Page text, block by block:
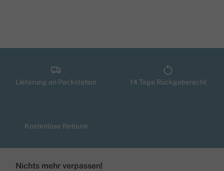
Lieferung an Packstation 14 Tage Rückgaberecht
Kostenlose Retoure
Nichts mehr verpassen!